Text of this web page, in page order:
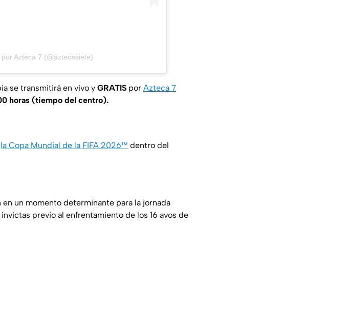
Azteca 7 (@aztecasiete)
se transmitirá en vivo y GRATIS por Azteca 7
horas (tiempo del centro).
la Copa Mundial de la FIFA 2026™ dentro del
un momento determinante para la jornada
previo al enfrentamiento de los 16 avos de